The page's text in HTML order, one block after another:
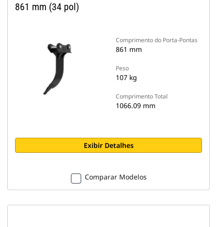
861 mm (34 pol)
Comprimento do Porta-Pontas
861 mm
Peso
107 kg
Comprimento Total
1066.09 mm
Exibir Detalhes
Comparar Modelos